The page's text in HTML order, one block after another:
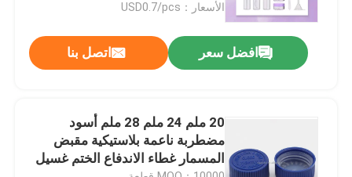
اتصل بنا
أخبار
مصغّر زناد مرشّ
الأسعار：USD0.7/pcs
افضل سعر اتصل بنا
20 ملم 24 ملم 28 ملم أسود
مضطربة ناعمة بلاستيكية مقبض
المسمار غطاء الاندفاع الختم غسيل